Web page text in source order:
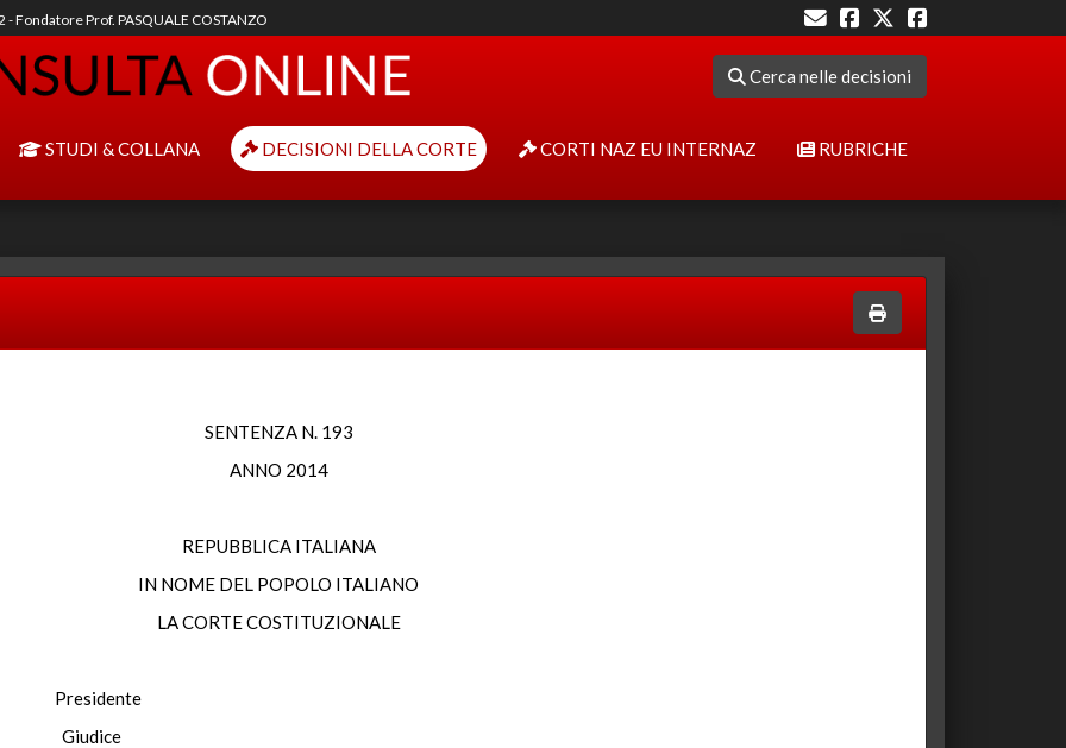
- Fondatore Prof. PASQUALE COSTANZO
Cerca nelle decisioni
STUDI & COLLANA DECISIONI DELLA CORTE CORTI NAZ EU INTERNAZ RUBRICHE
SENTENZA N. 193
ANNO 2014
REPUBBLICA ITALIANA
IN NOME DEL POPOLO ITALIANO
LA CORTE COSTITUZIONALE
Giudice